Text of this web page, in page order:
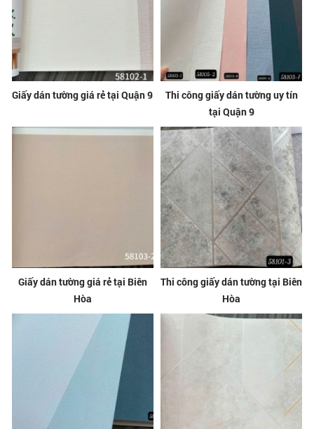
Giấy dán tường giá rẻ tại Quận 9
Thi công giấy dán tường uy tín
tại Quận 9
Giấy dán tường giá rẻ tại Biên
Hòa
Thi công giấy dán tường tại Biên
Hòa